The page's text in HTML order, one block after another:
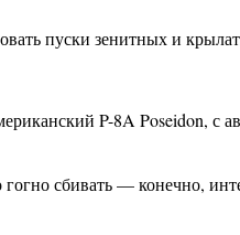
пуски зенитных и
P-8A Poseidon,
сбивать — конечно,